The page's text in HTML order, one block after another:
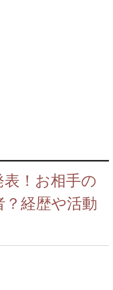
！お相手の
？経歴や活動